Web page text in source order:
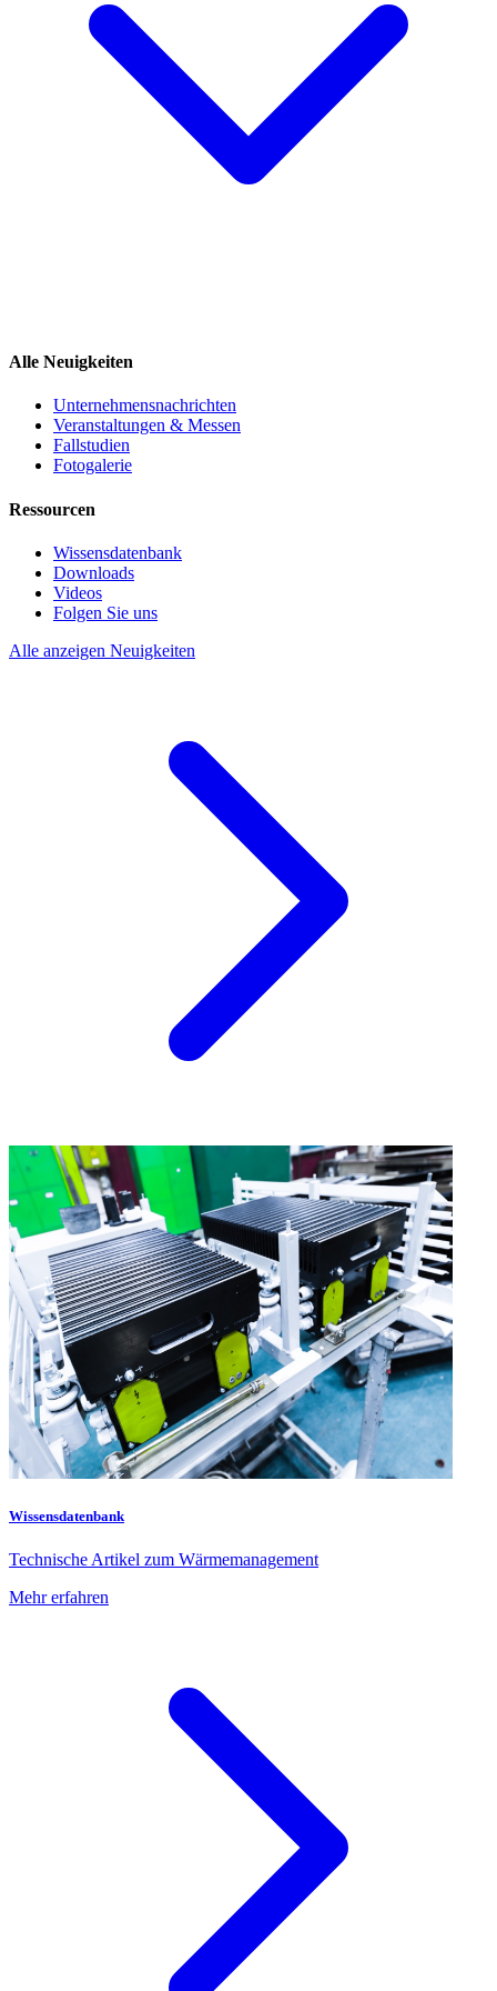
Alle Neuigkeiten
Unternehmensnachrichten
Veranstaltungen & Messen
Fallstudien
Fotogalerie
Ressourcen
Wissensdatenbank
Downloads
Videos
Folgen Sie uns
Alle anzeigen Neuigkeiten
Wissensdatenbank
Technische Artikel zum Wärmemanagement
Mehr erfahren